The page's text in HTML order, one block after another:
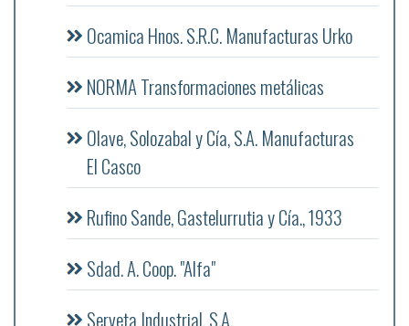
Ocamica Hnos. S.R.C. Manufacturas Urko
NORMA Transformaciones metálicas
Olave, Solozabal y Cía, S.A. Manufacturas
El Casco
Rufino Sande, Gastelurrutia y Cía., 1933
Sdad. A. Coop. "Alfa"
Serveta Industrial, S.A.